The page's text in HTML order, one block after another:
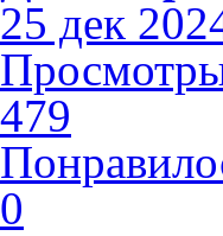
25 дек
479
0